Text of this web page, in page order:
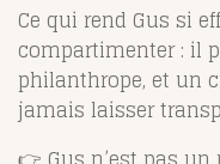
Ce qui rend Gus si
compartimenter : il
philanthrope, et un
jamais laisser